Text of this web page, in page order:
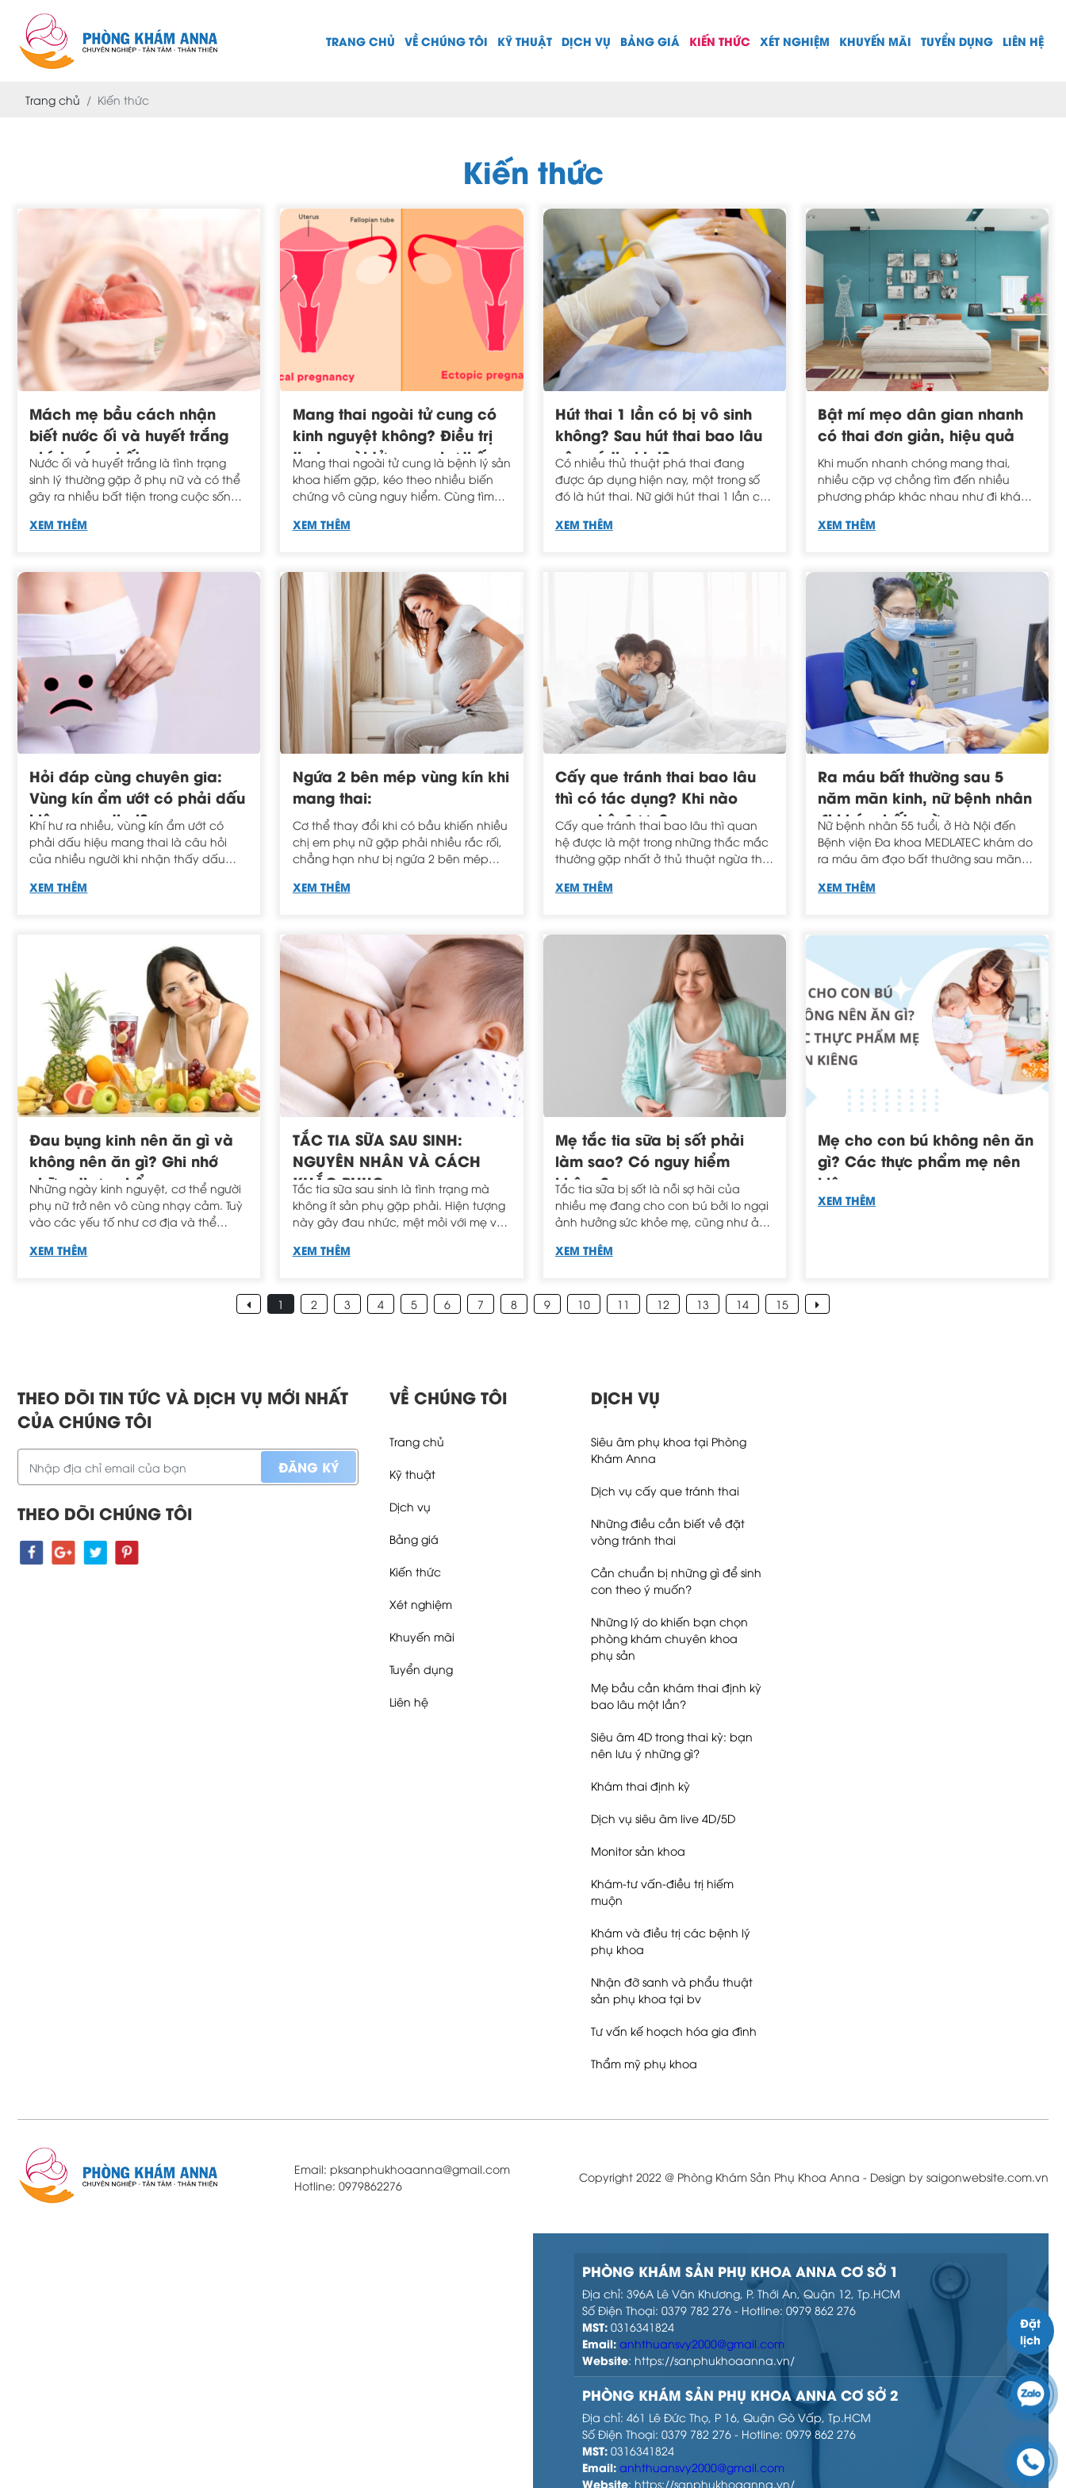
TRANG CHỦ VỀ CHÚNG TÔI KỸ THUẬT DỊCH VỤ BẢNG GIÁ KIẾN THỨC XÉT NGHIỆM KHUYẾN MÃI TUYỂN DỤNG LIÊN HỆ
Trang chủ Kiến thức
Kiến thức
Mách mẹ bầu cách nhận
biết nước ối và huyết trắng
chính xác nhất
Nước ối và huyết trắng là tình trạng
sinh lý thường gặp ở phụ nữ và có thể
gây ra nhiều bất tiện trong cuộc sống
phân biệt chúng, chúng tôi đã tổng
XEM THÊM
Mang thai ngoài tử cung có
kinh nguyệt không? Điều trị
thai ngoài tử cung như thế
nào?
Mang thai ngoài tử cung là bệnh lý sản
khoa hiếm gặp, kéo theo nhiều biến
chứng vô cùng nguy hiểm. Cùng tìm
kinh nguyệt không nhé!
XEM THÊM
Hút thai 1 lần có bị vô sinh
không? Sau hút thai bao lâu
nên có thai lại?
Có nhiều thủ thuật phá thai đang
được áp dụng hiện nay, một trong số
đó là hút thai. Nữ giới hút thai 1 lần có
chị em.
XEM THÊM
Bật mí mẹo dân gian nhanh
có thai đơn giản, hiệu quả
Khi muốn nhanh chóng mang thai,
nhiều cặp vợ chồng tìm đến nhiều
phương pháp khác nhau như đi khám,
Bài viết hôm nay giới thiệu đến bạn
XEM THÊM
Hỏi đáp cùng chuyên gia:
Vùng kín ẩm ướt có phải dấu
hiệu mang thai?
Khí hư ra nhiều, vùng kín ẩm ướt có
phải dấu hiệu mang thai là câu hỏi
của nhiều người khi nhận thấy dấu
hơn về việc vùng kín ẩm ướt và ra
XEM THÊM
Ngứa 2 bên mép vùng kín khi
mang thai:
Cơ thể thay đổi khi có bầu khiến nhiều
chị em phụ nữ gặp phải nhiều rắc rối,
chẳng hạn như bị ngứa 2 bên mép
XEM THÊM
Cấy que tránh thai bao lâu
thì có tác dụng? Khi nào
quan hệ được?
Cấy que tránh thai bao lâu thì quan
hệ được là một trong những thắc mắc
thường gặp nhất ở thủ thuật ngừa thai
kiêng quan hệ từ 7-10 ngày thì cấy
đáp cho các thắc mắc khi dùng que
XEM THÊM
Ra máu bất thường sau 5
năm mãn kinh, nữ bệnh nhân
đi khám bất ngờ
Nữ bệnh nhân 55 tuổi, ở Hà Nội đến
Bệnh viện Đa khoa MEDLATEC khám do
ra máu âm đạo bất thường sau mãn
chẩn đoán, bệnh nhân vô cùng sốc
tử cung - phần phụ - nạo vét hạch.
XEM THÊM
Đau bụng kinh nên ăn gì và
không nên ăn gì? Ghi nhớ
những thực phẩm sau
Những ngày kinh nguyệt, cơ thể người
phụ nữ trở nên vô cùng nhạy cảm. Tuỳ
vào các yếu tố như cơ địa và thể
khác nhau khi tới kỳ. Có người sẽ bị
bài viết dưới đây nhé.
XEM THÊM
TẮC TIA SỮA SAU SINH:
NGUYÊN NHÂN VÀ CÁCH
KHẮC PHỤC
Tắc tia sữa sau sinh là tình trạng mà
không ít sản phụ gặp phải. Hiện tượng
này gây đau nhức, mệt mỏi với mẹ và
bằng sữa mẹ nên cần được khắc
XEM THÊM
Mẹ tắc tia sữa bị sốt phải
làm sao? Có nguy hiểm
không?
Tắc tia sữa bị sốt là nỗi sợ hãi của
nhiều mẹ đang cho con bú bởi lo ngại
ảnh hưởng sức khỏe mẹ, cũng như ảnh
cấp cho con. Mẹ bị tắc tia sữa hành
XEM THÊM
Mẹ cho con bú không nên ăn
gì? Các thực phẩm mẹ nên
kiêng
XEM THÊM
1 2 3 4 5 6 7 8 9 10 11 12 13 14 15
THEO DÕI TIN TỨC VÀ DỊCH VỤ MỚI NHẤT
CỦA CHÚNG TÔI
THEO DÕI CHÚNG TÔI
VỀ CHÚNG TÔI
Trang chủ
Kỹ thuật
Dịch vụ
Bảng giá
Kiến thức
Xét nghiệm
Khuyến mãi
Tuyển dụng
Liên hệ
DỊCH VỤ
Siêu âm phụ khoa tại Phòng
Khám Anna
Dịch vụ cấy que tránh thai
Những điều cần biết về đặt
vòng tránh thai
Cần chuẩn bị những gì để sinh
con theo ý muốn?
Những lý do khiến bạn chọn
phòng khám chuyên khoa
phụ sản
Mẹ bầu cần khám thai định kỳ
bao lâu một lần?
Siêu âm 4D trong thai kỳ: bạn
nên lưu ý những gì?
Khám thai định kỳ
Dịch vụ siêu âm live 4D/5D
Monitor sản khoa
Khám-tư vấn-điều trị hiếm
muộn
Khám và điều trị các bệnh lý
phụ khoa
Nhận đỡ sanh và phẩu thuật
sản phụ khoa tại bv
Tư vấn kế hoạch hóa gia đình
Thẩm mỹ phụ khoa
Email: pksanphukhoaanna@gmail.com
Hotline: 0979862276
Copyright 2022 @ Phòng Khám Sản Phụ Khoa Anna - Design by saigonwebsite.com.vn
PHÒNG KHÁM SẢN PHỤ KHOA ANNA CƠ SỞ 1
Địa chỉ: 396A Lê Văn Khương, P. Thới An, Quận 12, Tp.HCM
Số Điện Thoại: 0379 782 276 - Hotline: 0979 862 276
MST: 0316341824
Email: anhthuansvy2000@gmail.com
Website: https://sanphukhoaanna.vn/
PHÒNG KHÁM SẢN PHỤ KHOA ANNA CƠ SỞ 2
Địa chỉ: 461 Lê Đức Thọ, P 16, Quận Gò Vấp, Tp.HCM
Số Điện Thoại: 0379 782 276 - Hotline: 0979 862 276
MST: 0316341824
Email: anhthuansvy2000@gmail.com
Website: https://sanphukhoaanna.vn/
Đặt
lịch